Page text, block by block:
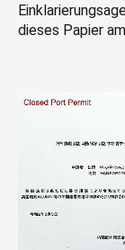
dieses Papier